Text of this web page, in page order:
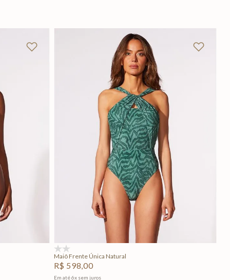
GG
Adicionar na sacola
Maiô Frente Única Natural
R$ 598,00
Em até6x sem juros